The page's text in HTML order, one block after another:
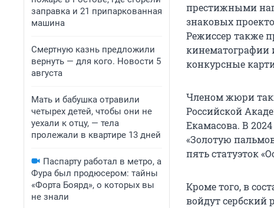
заправка и 21 припаркованная
машина
Смертную казнь предложили
вернуть — для кого. Новости 5
августа
Мать и бабушка отравили
четырех детей, чтобы они не
уехали к отцу, — тела
пролежали в квартире 13 дней
Паспарту работал в метро, а
Фура был продюсером: тайны
«Форта Боярд», о которых вы
не знали
престижными
знаковых
Режиссер также
кинематографии
конкурсные
Членом жюри
Российской
Екамасова. В
«Золотую
пять статуэток
Кроме того, в
войдут сербский